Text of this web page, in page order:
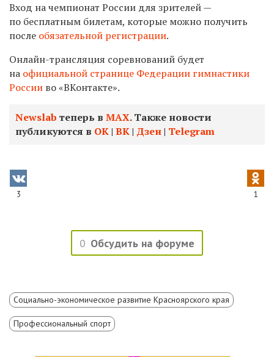
Вход на чемпионат России для зрителей —
по бесплатным билетам, которые можно получить
после обязательной регистрации.
Онлайн-трансляция соревнований будет
на официальной странице Федерации гимнастики
России во «ВКонтакте».
Newslab теперь в МАХ. Также новости
публикуются в ОК| ВК| Дзен| Telegram
3 1
0 Обсудить на форуме
Социально-экономическое развитие Красноярского края
Профессиональный спорт